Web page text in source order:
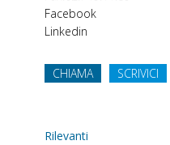
Facebook
Linkedin
CHIAMA SCRIVICI
Rilevanti